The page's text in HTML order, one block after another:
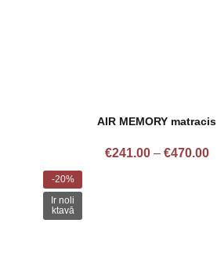
AIR MEMORY matracis
€241.00 – €470.00
-20%
Ir noli
ktavā